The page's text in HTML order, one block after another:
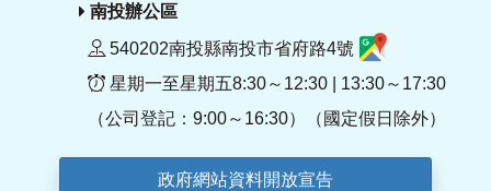
南投辦公區
540202南投縣南投市省府路4號
星期一至星期五8:30～12:30 | 13:30～17:30
（公司登記：9:00～16:30）（國定假日除外）
政府網站資料開放宣告